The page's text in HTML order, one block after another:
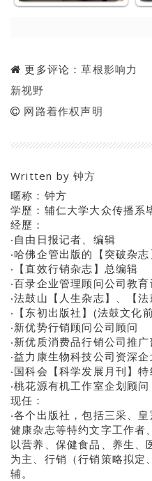
更多评论：草根影响力
新视野
网路着作权声明
Written by钟方
暱称：钟方
学歷：辅仁大学大众传播系
经歷：
‧自由日报记者、编辑
‧哈佛企管出版的【突破杂志
‧【直效行销杂志】总编辑
‧百录企业管理顾问公司教
‧法鼓山【人生杂志】、【
‧【东初出版社】(法鼓文化
‧新优势行销顾问公司顾问
‧新优质消费品行销公司推广
‧益力康生物科技公司资深企
‧国科会【科学发展月刊】
‧桃花源有机工作室企划顾问
现任：
‧各个出版社，包括三采、
健康杂志等特约文字工作者
以营养、保健食品、养生、
为主、行销（行销策略拟定
辅。